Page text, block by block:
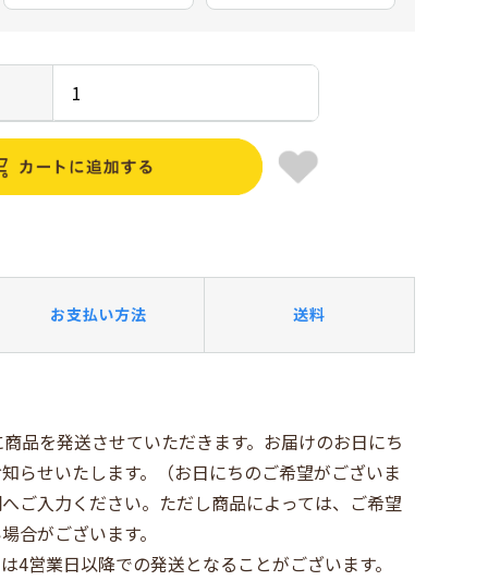
お支払い方法 送料
品を発送させていただきます。お届けのお日にち
らせいたします。（お日にちのご希望がございま
ご入力ください。ただし商品によっては、ご希望
合がございます。
4営業日以降での発送となることがございます。